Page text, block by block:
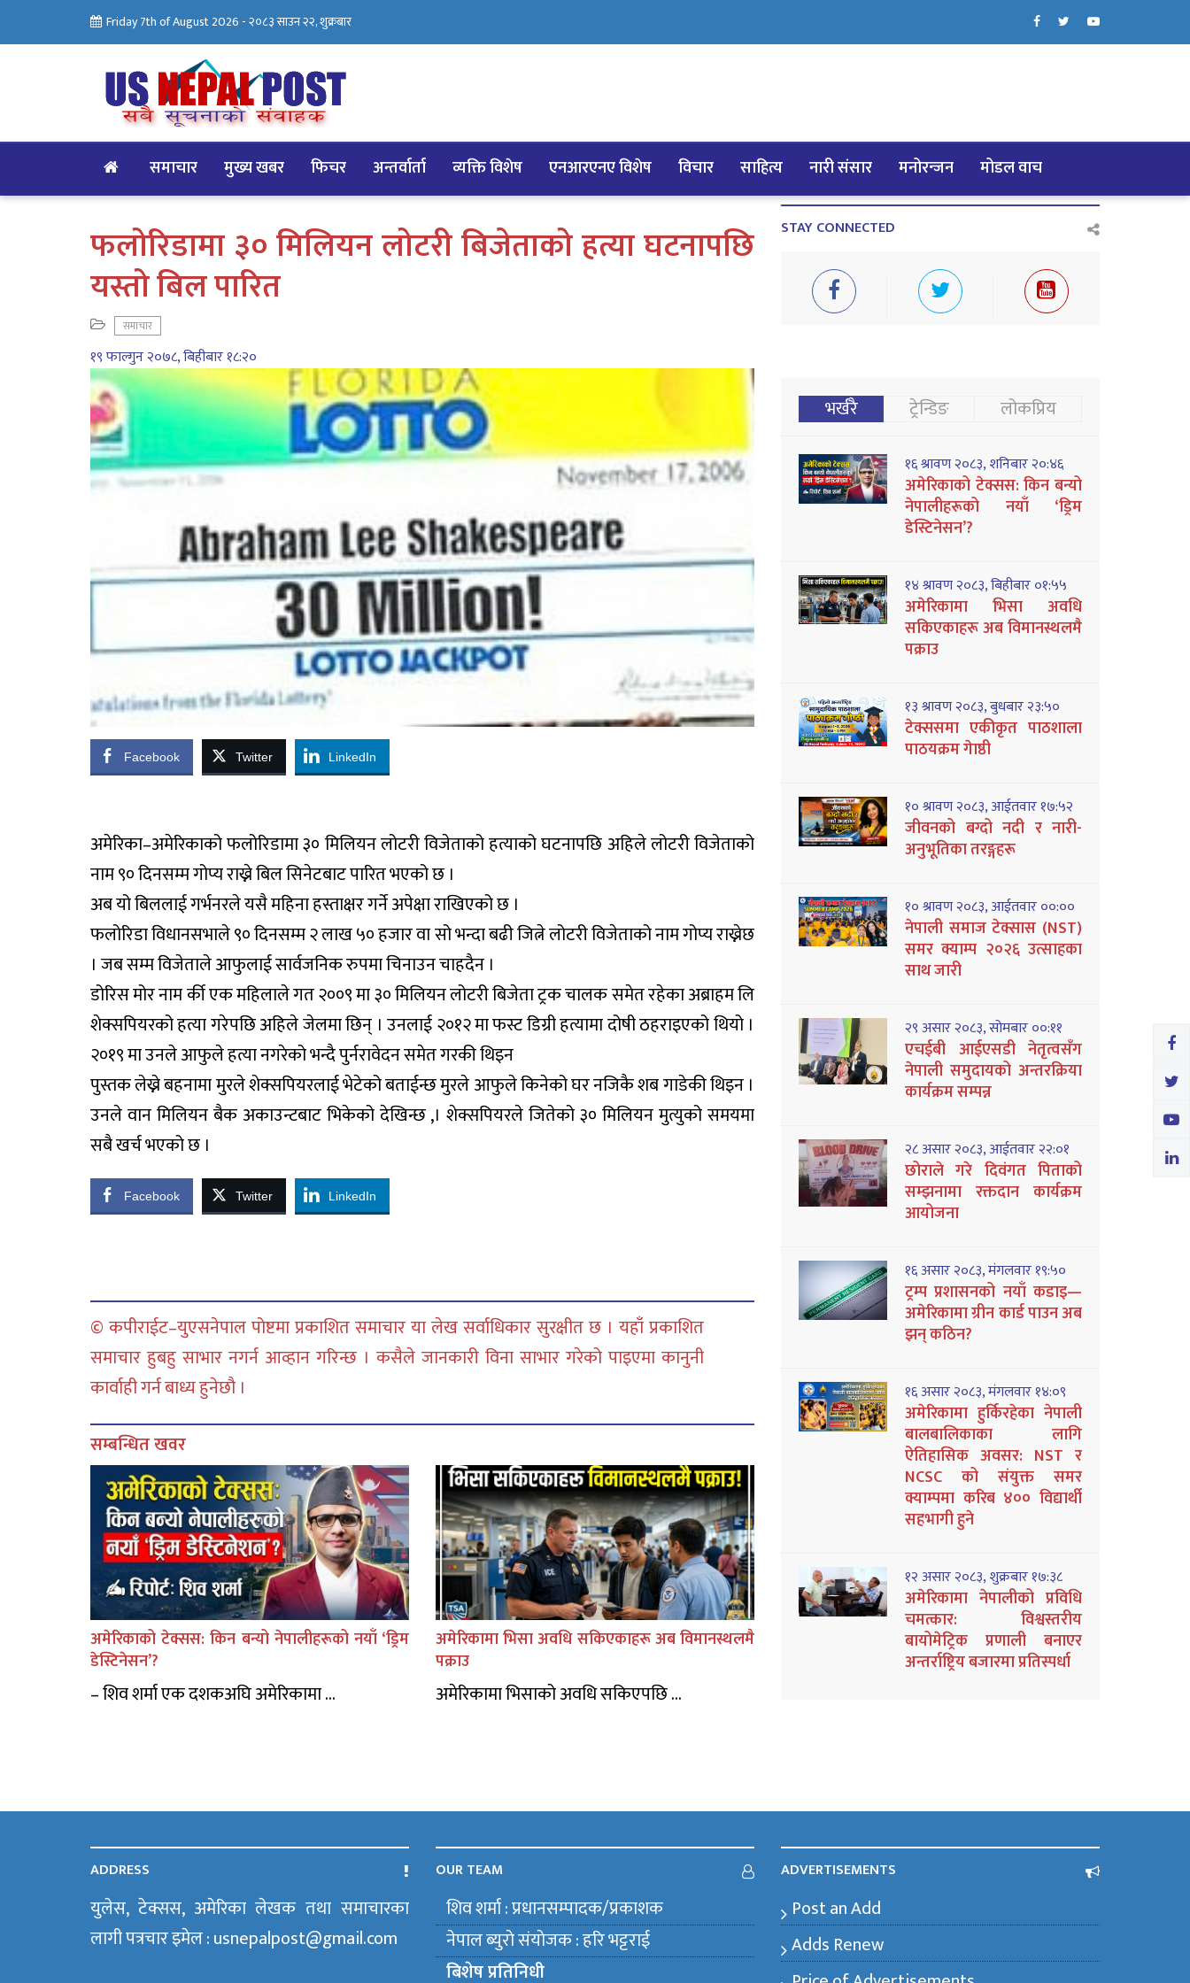
Friday 7th of August 2026 -२०८३ साउन २२, शुक्रबार
समाचार मुख्य खबर फिचर अन्तर्वार्ता व्यक्ति विशेष एनआरएनए विशेष विचार साहित्य नारी संसार मनोरन्जन मोडल वाच
फलोरिडामा ३० मिलियन लोटरी बिजेताको हत्या घटनापछि
यस्तो बिल पारित
समाचार
१९ फाल्गुन २०७८, बिहीबार १८:२०
Facebook Twitter LinkedIn
अमेरिका–अमेरिकाको फलोरिडामा ३० मिलियन लोटरी विजेताको हत्याको घटनापछि अहिले लोटरी विजेताको
नाम ९० दिनसम्म गोप्य राख्ने बिल सिनेटबाट पारित भएको छ ।
अब यो बिललाई गर्भनरले यसै महिना हस्ताक्षर गर्ने अपेक्षा राखिएको छ ।
फलोरिडा विधानसभाले ९० दिनसम्म २ लाख ५० हजार वा सो भन्दा बढी जित्ने लोटरी विजेताको नाम गोप्य राख्नेछ
। जब सम्म विजेताले आफुलाई सार्वजनिक रुपमा चिनाउन चाहदैन ।
डोरिस मोर नाम र्की एक महिलाले गत २००९ मा ३० मिलियन लोटरी बिजेता ट्रक चालक समेत रहेका अब्राहम लि
शेक्सपियरको हत्या गरेपछि अहिले जेलमा छिन् । उनलाई २०१२ मा फस्ट डिग्री हत्यामा दोषी ठहराइएको थियो ।
२०१९ मा उनले आफुले हत्या नगरेको भन्दै पुर्नरावेदन समेत गरकी थिइन
पुस्तक लेख्ने बहनामा मुरले शेक्सपियरलाई भेटेको बताईन्छ मुरले आफुले किनेको घर नजिकै शब गाडेकी थिइन ।
उनले वान मिलियन बैक अकाउन्टबाट भिकेको देखिन्छ ,। शेक्सपियरले जितेको ३० मिलियन मुत्युको समयमा
सबै खर्च भएको छ ।
Facebook Twitter LinkedIn
© कपीराईट–युएसनेपाल पोष्टमा प्रकाशित समाचार या लेख सर्वाधिकार सुरक्षीत छ । यहाँ प्रकाशित
समाचार हुबहु साभार नगर्न आव्हान गरिन्छ । कसैले जानकारी विना साभार गरेको पाइएमा कानुनी
कार्वाही गर्न बाध्य हुनेछौ ।
सम्बन्धित खवर
अमेरिकाको टेक्सस: किन बन्यो नेपालीहरूको नयाँ ‘ड्रिम
डेस्टिनेसन’?
– शिव शर्मा एक दशकअघि अमेरिकामा ...
अमेरिकामा भिसा अवधि सकिएकाहरू अब विमानस्थलमै
पक्राउ
अमेरिकामा भिसाको अवधि सकिएपछि ...
STAY CONNECTED
भर्खरै ट्रेन्डिङ लोकप्रिय
१६ श्रावण २०८३, शनिबार २०:४६
अमेरिकाको टेक्सस: किन बन्यो
नेपालीहरूको नयाँ ‘ड्रिम
डेस्टिनेसन’?
१४ श्रावण २०८३, बिहीबार ०१:५५
अमेरिकामा भिसा अवधि
सकिएकाहरू अब विमानस्थलमै
पक्राउ
१३ श्रावण २०८३, बुधबार २३:५०
टेक्ससमा एकीकृत पाठशाला
पाठयक्रम गेाष्ठी
१० श्रावण २०८३, आईतवार १७:५२
जीवनको बग्दो नदी र नारी-
अनुभूतिका तरङ्गहरू
१० श्रावण २०८३, आईतवार ००:००
नेपाली समाज टेक्सास (NST)
समर क्याम्प २०२६ उत्साहका
साथ जारी
२९ असार २०८३, सोमबार ००:११
एचईबी आईएसडी नेतृत्वसँग
नेपाली समुदायको अन्तरक्रिया
कार्यक्रम सम्पन्न
२८ असार २०८३, आईतवार २२:०१
छोराले गरे दिवंगत पिताको
सम्झनामा रक्तदान कार्यक्रम
आयोजना
१६ असार २०८३, मंगलवार १९:५०
ट्रम्प प्रशासनको नयाँ कडाइ—
अमेरिकामा ग्रीन कार्ड पाउन अब
झन् कठिन?
१६ असार २०८३, मंगलवार १४:०९
अमेरिकामा हुर्किरहेका नेपाली
बालबालिकाका लागि
ऐतिहासिक अवसर: NST र
NCSC को संयुक्त समर
क्याम्पमा करिब ४०० विद्यार्थी
सहभागी हुने
१२ असार २०८३, शुक्रबार १७:३८
अमेरिकामा नेपालीको प्रविधि
चमत्कार: विश्वस्तरीय
बायोमेट्रिक प्रणाली बनाएर
अन्तर्राष्ट्रिय बजारमा प्रतिस्पर्धा
ADDRESS
युलेस, टेक्सस, अमेरिका लेखक तथा समाचारका
लागी पत्रचार इमेल : usnepalpost@gmail.com
OUR TEAM
शिव शर्मा : प्रधानसम्पादक/प्रकाशक
नेपाल ब्युराे संयाेजक : हरि भट्टराई
बिशेष प्रतिनिधी
ADVERTISEMENTS
Post an Add
Adds Renew